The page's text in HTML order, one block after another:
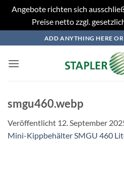
Angebote richten sich
Preise netto zzgl.
Inhalt
springen
ADD ANYTHING HERE
smgu460.webp
Veröffentlicht 12. September
Mini-Kippbehälter SMGU 460